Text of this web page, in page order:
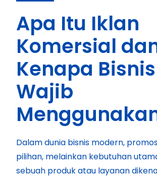
Apa Itu Iklan
Komersial
Kenapa Bisnis
Wajib
Dalam dunia bisnis modern,
pilihan, melainkan kebutuhan
sebuah produk atau layanan